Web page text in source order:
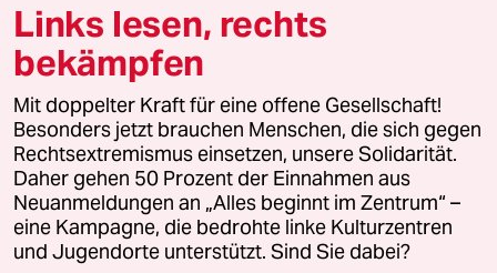
© 2026 taz Verlags und Vertriebs GmbH
Alle Rechte vorbehalten. Bei rechtlichen Fragen oder für Genehmigungen
wenden Sie sich bitte an
lizenzen@taz.de
Feedback Redaktionsstatut Kommune-Richtlinien
Leitlinie Informant Datenschutz Impressum AGB
Links lesen, rechts
bekämpfen
Mit doppelter Kraft für eine offene Gesellschaft!
Besonders jetzt brauchen Menschen, die sich gegen
Rechtsextremismus einsetzen, unsere Solidarität.
Daher gehen 50 Prozent der Einnahmen aus
Neuanmeldungen an „Alles beginnt im Zentrum“ –
eine Kampagne, die bedrohte linke Kulturzentren
und Jugendorte unterstützt. Sind Sie dabei?